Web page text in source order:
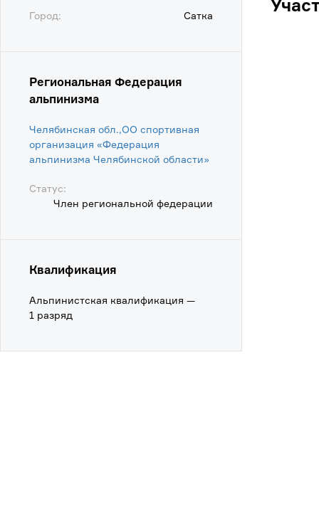
Город: Сатка
Региональная Федерация
альпинизма
Челябинская обл.,ОО спортивная
организация «Федерация
альпинизма Челябинской области»
Статус:
Член региональной федерации
Квалификация
Альпинистская квалификация —
1 разряд